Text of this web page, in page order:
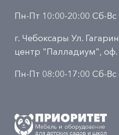
Пн-Пт 10:00-20:00 Сб-Вс
г. Чебоксары Ул.
центр "Палладиум", оф.
Пн-Пт 08:00-17:00 Сб-